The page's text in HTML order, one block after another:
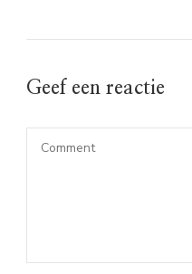
Geef een reactie